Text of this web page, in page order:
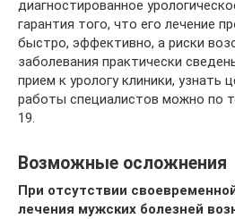
диагностированное
гарантия того, что его лечение
быстро, эффективно, а риски
заболевания практически
прием к урологу клиники, узнать
работы специалистов можно по
19.
Возможные осложнения
При отсутствии
лечения мужских болезней